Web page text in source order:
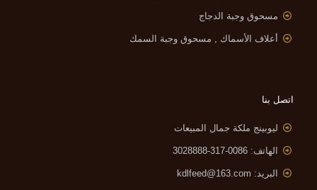
مسحوق وجبة الدجاج
أعلاف الأسماك , مسحوق وجبة السمك
اتصل بنا
ليوبينج ملكة جمال المبيعات
الهاتف: 0086-317-3028888
البريد: kdlfeed@163.com